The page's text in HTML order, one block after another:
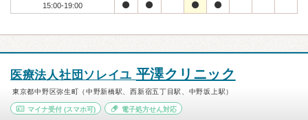
15:00-19:00
医療法人社団ソレイユ 平澤クリニック
東京都中野区弥生町（中野新橋駅、西新宿五丁目駅、中野坂上駅）
マイナ受付 (スマホ可) 電子処方せん対応